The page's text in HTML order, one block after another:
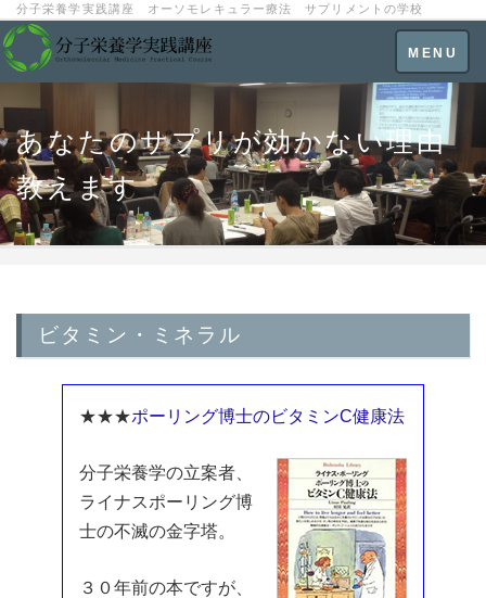
分子栄養学実践講座 オーソモレキュラー療法 サプリメントの学校
Toggle
MENU
あなたのサプリが効かない理由
教えます
ビタミン・ミネラル
★★★ポーリング博士のビタミンC健康法
分子栄養学の立案者、
ライナスポーリング博
士の不滅の金字塔。
３０年前の本ですが、